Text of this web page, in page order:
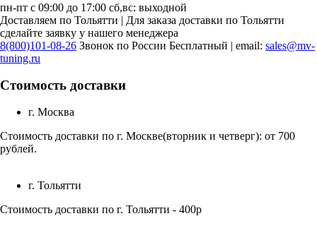
пн-пт с 09:00 до 17:00 сб,вс: выходной
Доставляем по Тольятти | Для заказа доставки по Тольятти
сделайте заявку у нашего менеджера
8(800)101-08-26 Звонок по России Бесплатный | email: sales@mv-
tuning.ru
Стоимость доставки
г. Москва
Стоимость доставки по г. Москве(вторник и четверг): от 700
рублей.
г. Тольятти
Стоимость доставки по г. Тольятти - 400р